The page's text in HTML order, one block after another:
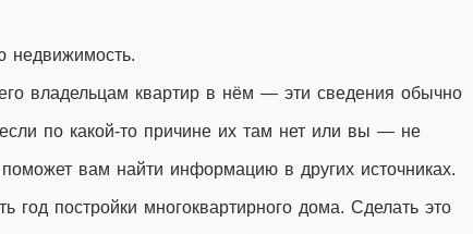
недвижимость.
владельцам квартир в нём — эти сведения обычно
по какой-то причине их там нет или вы — не
вам найти информацию в других источниках.
год постройки многоквартирного дома. Сделать это